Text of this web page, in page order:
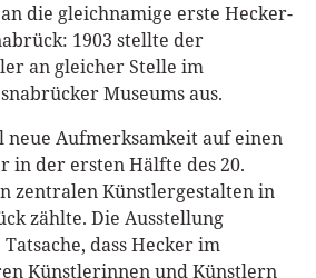
die gleichnamige erste Hecker-
1903 stellte der
an gleicher Stelle im
Museums aus.
neue Aufmerksamkeit auf einen
in der ersten Hälfte des 20.
zentralen Künstlergestalten in
zählte. Die Ausstellung
dass Hecker im
Künstlerinnen und Künstlern